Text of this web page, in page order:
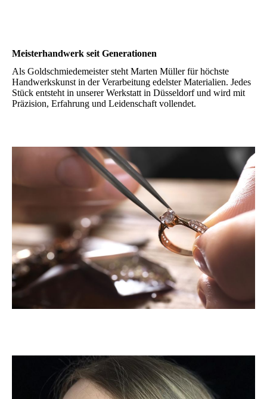
Meisterhandwerk seit Generationen
Als Goldschmiedemeister steht Marten Müller für höchste
Handwerkskunst in der Verarbeitung edelster Materialien. Jedes
Stück entsteht in unserer Werkstatt in Düsseldorf und wird mit
Präzision, Erfahrung und Leidenschaft vollendet.